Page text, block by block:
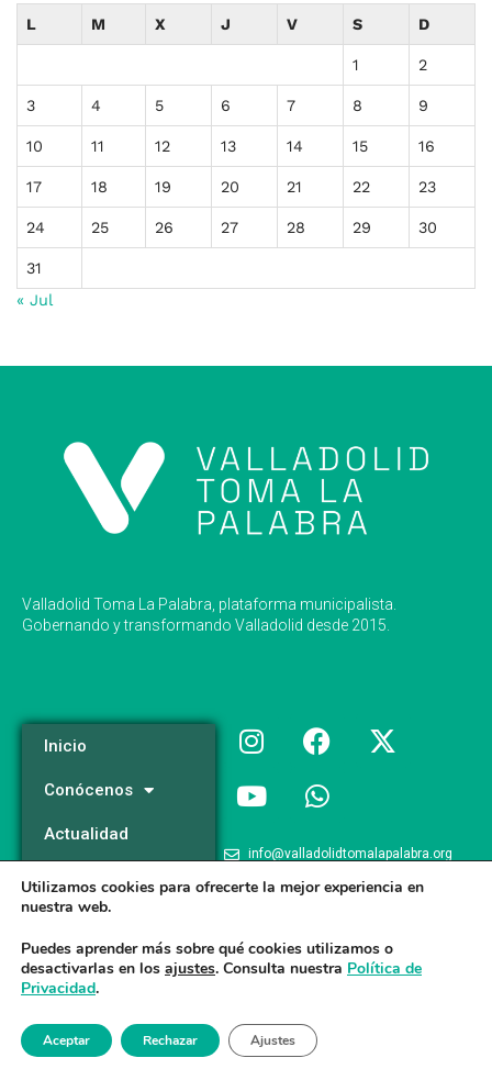
L M X J V S D
1 2
3 4 5 6 7 8 9
10 11 12 13 14 15 16
17 18 19 20 21 22 23
24 25 26 27 28 29 30
31
« Jul
Valladolid Toma La Palabra, plataforma municipalista.
Gobernando y transformando Valladolid desde 2015.
Inicio
Conócenos
Actualidad
Programa
info@valladolidtomalapalabra.org
+34 983 426 124
Aviso legal/Poltica de Privacidad/ Politica de Cookies
Utilizamos cookies para ofrecerte la mejor experiencia en
nuestra web.
Puedes aprender más sobre qué cookies utilizamos o
desactivarlas en los ajustes. Consulta nuestra Política de
Privacidad.
Aceptar Rechazar Ajustes